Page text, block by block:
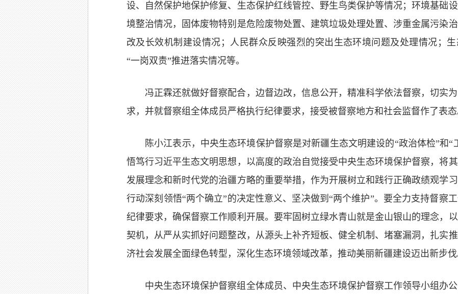
设、自然保护地保护修复、生态保护红线管控、野生鸟类保护等情况；环境基础
境整治情况，固体废物特别是危险废物处置、建筑垃圾处理处置、涉重金属污染
改及长效机制建设情况；人民群众反映强烈的突出生态环境问题及处理情况；生
“一岗双责”推进落实情况等。
冯正霖还就做好督察配合，边督边改，信息公开，精准科学依法督察，切实
求，并就督察组全体成员严格执行纪律要求，接受被督察地方和社会监督作了表态
陈小江表示，中央生态环境保护督察是对新疆生态文明建设的“政治体检”和“
悟笃行习近平生态文明思想，以高度的政治自觉接受中央生态环境保护督察，将
发展理念和新时代党的治疆方略的重要举措，作为开展树立和践行正确政绩观学
行动深刻领悟“两个确立”的决定性意义、坚决做到“两个维护”。要全力支持督察
纪律要求，确保督察工作顺利开展。要牢固树立绿水青山就是金山银山的理念，
契机，从严从实抓好问题整改，从源头上补齐短板、健全机制、堵塞漏洞，扎实
济社会发展全面绿色转型，深化生态环境领域改革，推动美丽新疆建设迈出新步伐
中央生态环境保护督察组全体成员、中央生态环境保护督察工作领导小组办